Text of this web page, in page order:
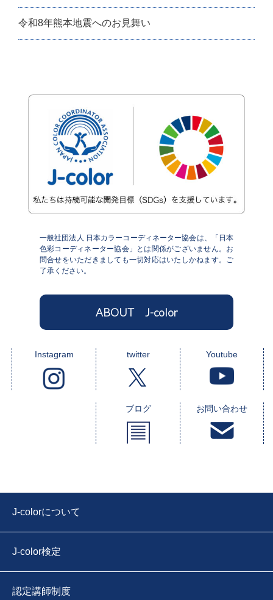
令和8年熊本地震へのお見舞い
一般社団法人 日本カラーコーディネーター協会は、「日本
色彩コーディネーター協会」とは関係がございません。お
問合せをいただきましても一切対応はいたしかねます。ご
了承ください。
ABOUT J-color
Instagram twitter Youtube
ブログ お問い合わせ
J-colorについて
J-color検定
認定講師制度